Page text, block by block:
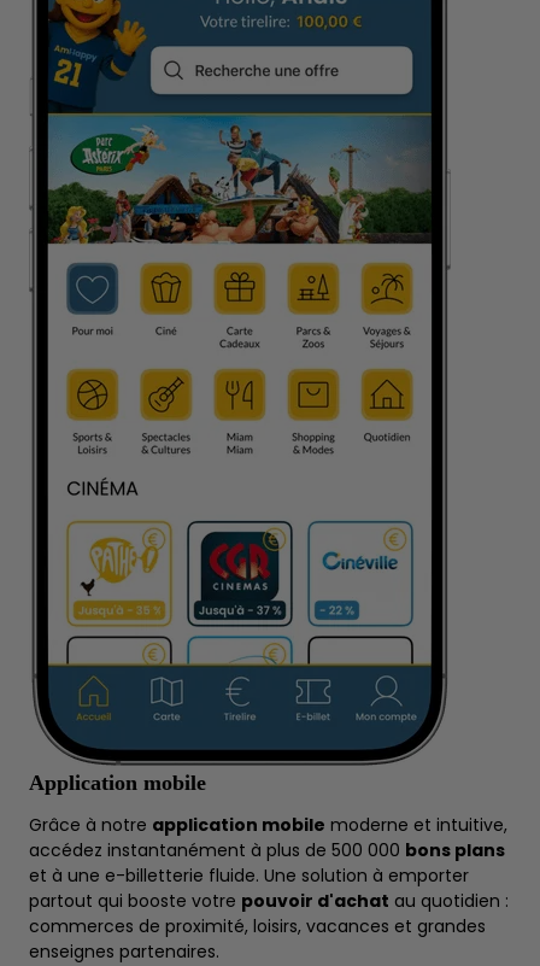
Application mobile
Grâce à notre application mobile moderne et intuitive,
accédez instantanément à plus de 500 000 bons plans
et à une e-billetterie fluide. Une solution à emporter
partout qui booste votre pouvoir d'achat au quotidien :
commerces de proximité, loisirs, vacances et grandes
enseignes partenaires.